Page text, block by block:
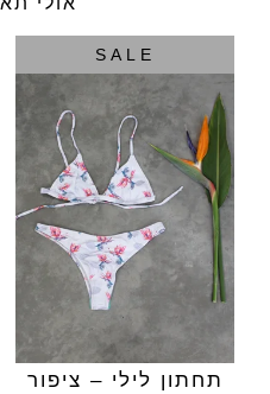
SALE
תחתון לילי – ציפור